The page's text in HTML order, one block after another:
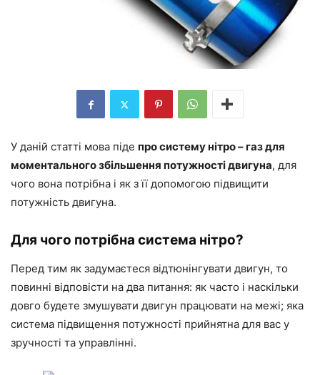
У даній статті мова піде про систему нітро – газ для
моментального збільшення потужності двигуна, для
чого вона потрібна і як з її допомогою підвищити
потужність двигуна.
Для чого потрібна система нітро?
Перед тим як задумаєтеся відтюнінгувати двигун, то
повинні відповісти на два питання: як часто і наскільки
довго будете змушувати двигун працювати на межі; яка
система підвищення потужності прийнятна для вас у
зручності та управлінні.